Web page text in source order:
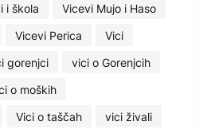
i škola
Vicevi Mujo i Haso
Vicevi Perica
Vici
gorenjci
vici o Gorenjcih
o moških
Vici o taščah
vici živali